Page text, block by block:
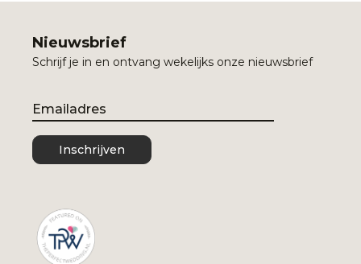
Nieuwsbrief
Schrijf je in en ontvang wekelijks onze nieuwsbrief
Email
Inschrijven